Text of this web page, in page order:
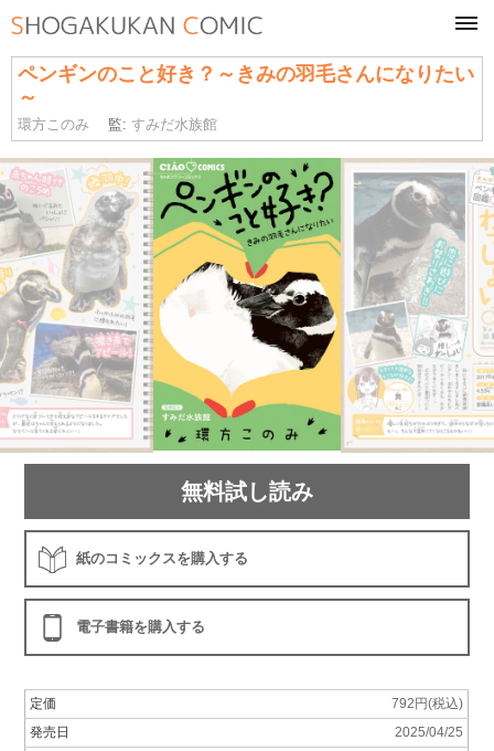
ペンギンのこと好き？～きみの羽毛さんになりたい
～
環方このみ 監:すみだ水族館
無料試し読み
紙のコミックスを購入する
電子書籍を購入する
定価
792円(税込)
発売日
2025/04/25